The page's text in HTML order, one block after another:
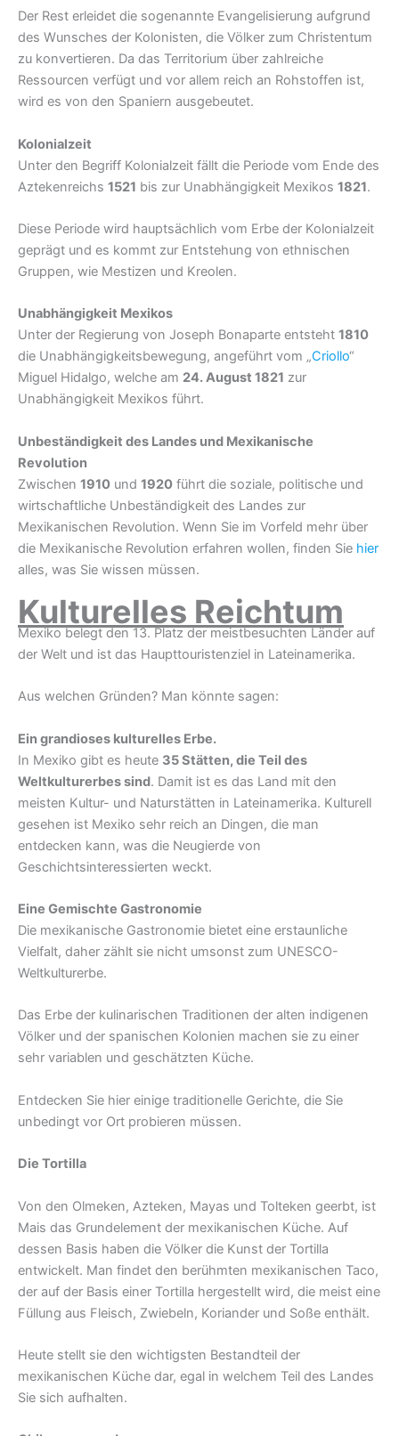
Der Rest erleidet die sogenannte Evangelisierung aufgrund
des Wunsches der Kolonisten, die Völker zum Christentum
zu konvertieren. Da das Territorium über zahlreiche
Ressourcen verfügt und vor allem reich an Rohstoffen ist,
wird es von den Spaniern ausgebeutet.
Kolonialzeit
Unter den Begriff Kolonialzeit fällt die Periode vom Ende des
Aztekenreichs 1521 bis zur Unabhängigkeit Mexikos 1821.
Diese Periode wird hauptsächlich vom Erbe der Kolonialzeit
geprägt und es kommt zur Entstehung von ethnischen
Gruppen, wie Mestizen und Kreolen.
Unabhängigkeit Mexikos
Unter der Regierung von Joseph Bonaparte entsteht 1810
die Unabhängigkeitsbewegung, angeführt vom „Criollo“
Miguel Hidalgo, welche am 24. August 1821 zur
Unabhängigkeit Mexikos führt.
Unbeständigkeit des Landes und Mexikanische
Revolution
Zwischen 1910 und 1920 führt die soziale, politische und
wirtschaftliche Unbeständigkeit des Landes zur
Mexikanischen Revolution. Wenn Sie im Vorfeld mehr über
die Mexikanische Revolution erfahren wollen, finden Sie hier
alles, was Sie wissen müssen.
Kulturelles Reichtum
Mexiko belegt den 13. Platz der meistbesuchten Länder auf
der Welt und ist das Haupttouristenziel in Lateinamerika.
Aus welchen Gründen? Man könnte sagen:
Ein grandioses kulturelles Erbe.
In Mexiko gibt es heute 35 Stätten, die Teil des
Weltkulturerbes sind. Damit ist es das Land mit den
meisten Kultur- und Naturstätten in Lateinamerika. Kulturell
gesehen ist Mexiko sehr reich an Dingen, die man
entdecken kann, was die Neugierde von
Geschichtsinteressierten weckt.
Eine Gemischte Gastronomie
Die mexikanische Gastronomie bietet eine erstaunliche
Vielfalt, daher zählt sie nicht umsonst zum UNESCO-
Weltkulturerbe.
Das Erbe der kulinarischen Traditionen der alten indigenen
Völker und der spanischen Kolonien machen sie zu einer
sehr variablen und geschätzten Küche.
Entdecken Sie hier einige traditionelle Gerichte, die Sie
unbedingt vor Ort probieren müssen.
Die Tortilla
Von den Olmeken, Azteken, Mayas und Tolteken geerbt, ist
Mais das Grundelement der mexikanischen Küche. Auf
dessen Basis haben die Völker die Kunst der Tortilla
entwickelt. Man findet den berühmten mexikanischen Taco,
der auf der Basis einer Tortilla hergestellt wird, die meist eine
Füllung aus Fleisch, Zwiebeln, Koriander und Soße enthält.
Heute stellt sie den wichtigsten Bestandteil der
mexikanischen Küche dar, egal in welchem Teil des Landes
Sie sich aufhalten.